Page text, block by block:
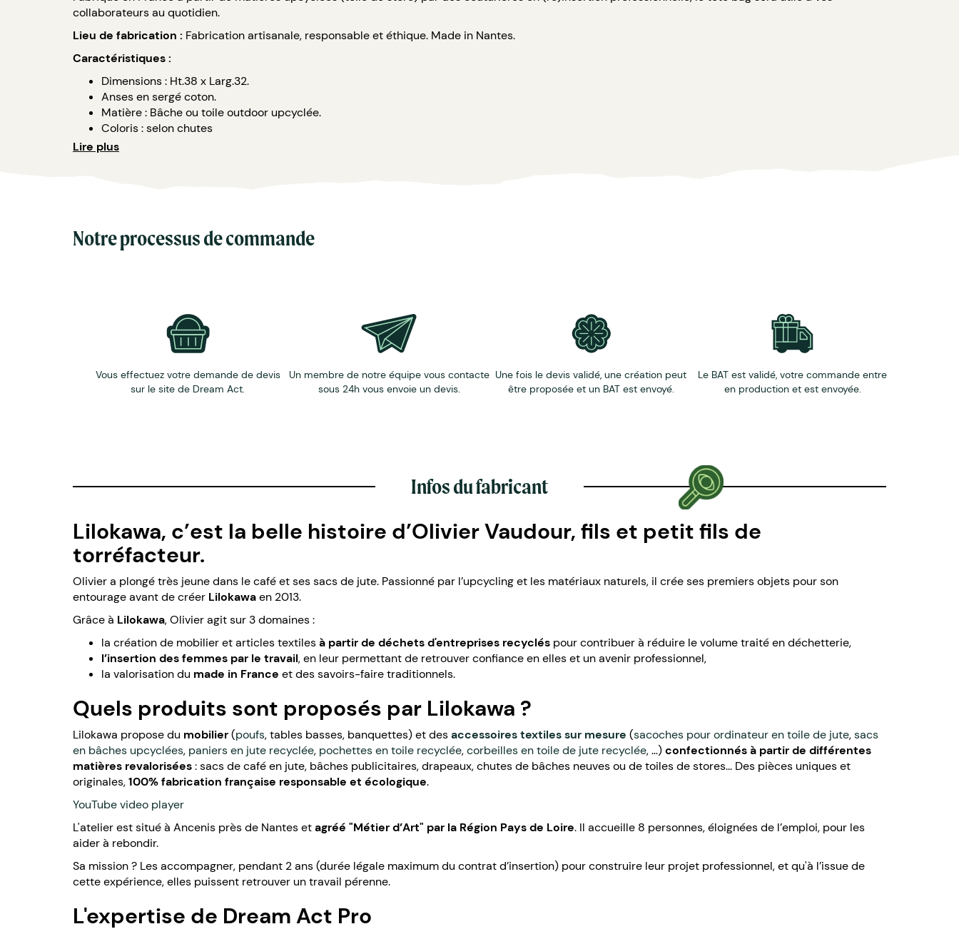
collaborateurs au quotidien.
Lieu de fabrication : Fabrication artisanale, responsable et éthique. Made in Nantes.
Caractéristiques :
Dimensions : Ht.38 x Larg.32.
Anses en sergé coton.
Matière : Bâche ou toile outdoor upcyclée.
Coloris : selon chutes
Option : impression sur la toile ou étiquette
Lire plus
Notre processus de commande
Vous effectuez votre demande de devis
sur le site de Dream Act.
Un membre de notre équipe vous contacte
sous 24h vous envoie un devis.
Une fois le devis validé, une création peut
être proposée et un BAT est envoyé.
Le BAT est validé, votre commande entre
en production et est envoyée.
Infos du fabricant
Lilokawa, c’est la belle histoire d’Olivier Vaudour, fils et petit fils de
torréfacteur.
Olivier a plongé très jeune dans le café et ses sacs de jute. Passionné par l’upcycling et les matériaux naturels, il crée ses premiers objets pour son
entourage avant de créer Lilokawaen 2013.
Grâce à Lilokawa, Olivier agit sur 3 domaines :
la création de mobilier et articles textilesà partir de déchets d'entreprises recyclés pour contribuer à réduire le volume traité en déchetterie,
l’insertion des femmes par le travail, en leur permettant de retrouver confiance en elles et un avenir professionnel,
la valorisation du made in France et des savoirs-faire traditionnels.
Quels produits sont proposés par Lilokawa ?
Lilokawa propose du mobilier(poufs, tables basses, banquettes) et desaccessoires textiles sur mesure (sacoches pour ordinateur en toile de jute,sacs
en bâches upcyclées, paniers en jute recyclée, pochettes en toile recyclée,corbeilles en toile de jute recyclée, …)confectionnés à partir de différentes
matières revalorisées: sacs de café en jute, bâches publicitaires, drapeaux, chutes de bâches neuves ou de toiles de stores... Des pièces uniques et
originales,100% fabrication française responsable et écologique.
YouTube video player
L'atelier est situé à Ancenis près de Nantes etagréé "Métier d’Art" par la Région Pays de Loire. Il accueille 8 personnes, éloignées de l’emploi, pour les
aider à rebondir.
Sa mission ? Les accompagner, pendant 2 ans (durée légale maximum du contrat d’insertion) pour construire leur projet professionnel, et qu'à l’issue de
cette expérience, elles puissent retrouver un travail pérenne.
L'expertise de Dream Act Pro